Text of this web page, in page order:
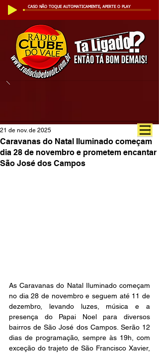
CASO NÃO TOQUE AUTOMATICAMENTE, APERTE O PLAY
Caravanas do Natal Iluminado começam
dia 28 de novembro e prometem encantar
São José dos Campos
21 de nov. de 2025
As Caravanas do Natal Iluminado começam
no dia 28 de novembro e seguem até 11 de
dezembro, levando luzes, música e a
presença do Papai Noel para diversos
bairros de São José dos Campos. Serão 12
dias de programação, sempre às 19h, com
exceção do trajeto de São Francisco Xavier,